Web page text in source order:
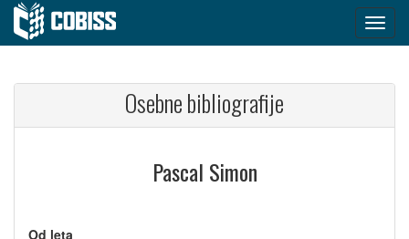
Osebne bibliografije
Pascal Simon
Od leta